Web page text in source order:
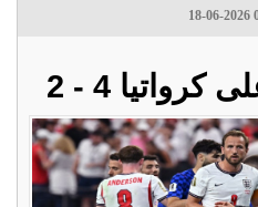
18-06-2026
4 - 2